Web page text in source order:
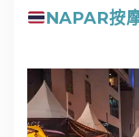
NAPAR按